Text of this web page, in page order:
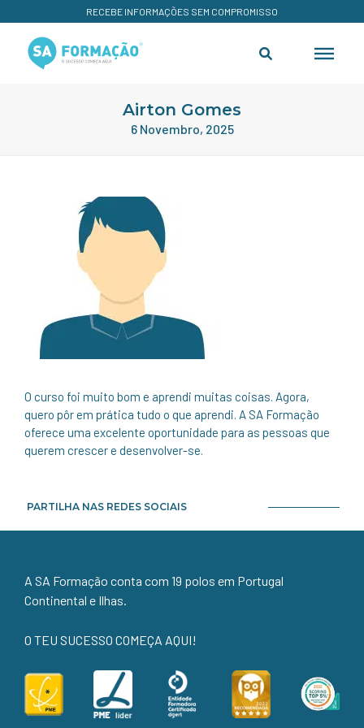
RECEBE INFORMAÇÕES SEM COMPROMISSO
Airton Gomes
6 Novembro, 2025
O curso foi muito bom e aprendi muitas coisas. Agora,
quero pôr em prática tudo o que aprendi. A SA Formação
oferece uma excelente oportunidade para as pessoas que
querem crescer e desenvolver-se.
PARTILHA NAS REDES SOCIAIS
A SA Formação conta com 19 polos em Portugal
Continental e Ilhas.
O TEU SUCESSO COMEÇA AQUI!